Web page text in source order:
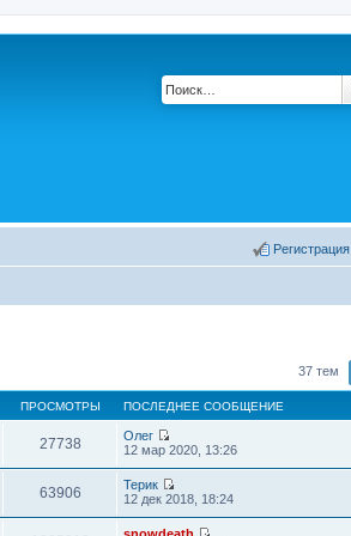
Регистрация
37 тем
ПРОСМОТРЫ ПОСЛЕДНЕЕ СООБЩЕНИЕ
27738
Олег
П
р
е
й
т
12 мар 2020, 13:26
63906
Терик
П
12 дек 2018, 18:24